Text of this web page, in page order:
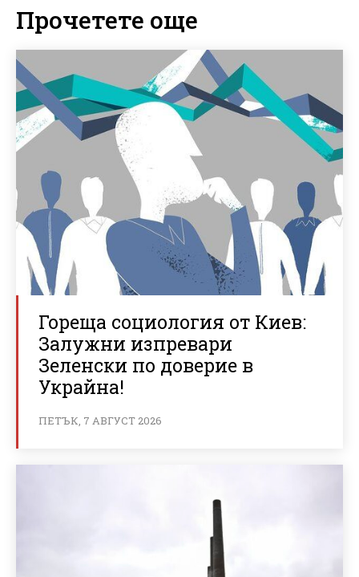
Прочетете още
Гореща социология от Киев:
Залужни изпревари
Зеленски по доверие в
Украйна!
ПЕТЪК, 7 АВГУСТ 2026